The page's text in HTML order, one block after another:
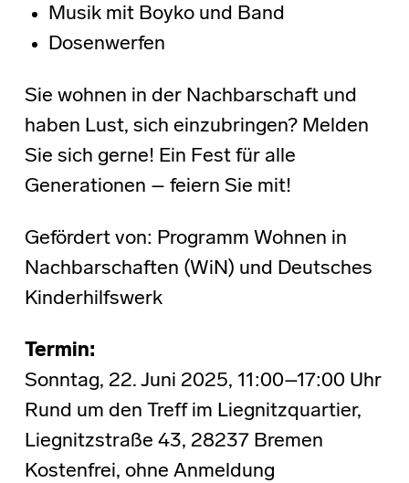
Musik mit Boyko und Band
Dosenwerfen
Sie wohnen in der Nachbarschaft und
haben Lust, sich einzubringen? Melden
Sie sich gerne! Ein Fest für alle
Generationen – feiern Sie mit!
Gefördert von: Programm Wohnen in
Nachbarschaften (WiN) und Deutsches
Kinderhilfswerk
Termin:
Sonntag, 22. Juni 2025, 11:00–17:00 Uhr
Rund um den Treff im Liegnitzquartier,
Liegnitzstraße 43, 28237 Bremen
Kostenfrei, ohne Anmeldung